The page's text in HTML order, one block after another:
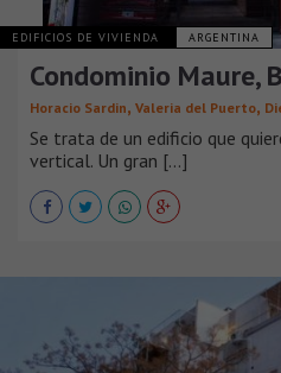
EDIFICIOS DE VIVIENDA ARGENTINA
Condominio Maure,
Horacio Sardin, Valeria del Puerto,
Se trata de un edificio que
vertical. Un gran [...]